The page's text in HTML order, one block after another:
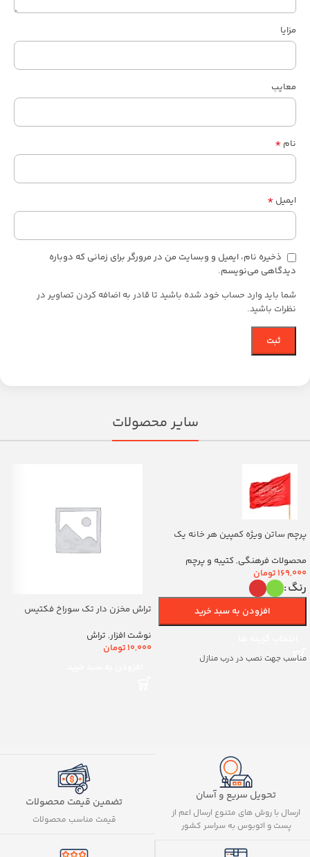
مزایا
معایب
نام *
ایمیل *
ذخیره نام، ایمیل و وبسایت من در مرورگر برای زمانی که دوباره
دیدگاهی می‌نویسم.
شما باید وارد حساب خود شده باشید تا قادر به اضافه کردن تصاویر در
نظرات باشید.
سایر محصولات
پرچم ساتن ویژه کمپین هر خانه یک
(700263)vمحصولات فرهنگی, کتیبه و پرچم
169,000تومان
رنگ
افزودن به سبد خرید
مناسب جهت نصب در درب منازل
تراش مخزن دار تک سوراخ فکتیس
نوشت افزار, تراش
10,000تومان
تحویل سریع و آسان
ارسال با روش های متنوع ارسال اعم از
پست و اتوبوس به سراسر کشور
تضمین قیمت محصولات
قیمت مناسب محصولات